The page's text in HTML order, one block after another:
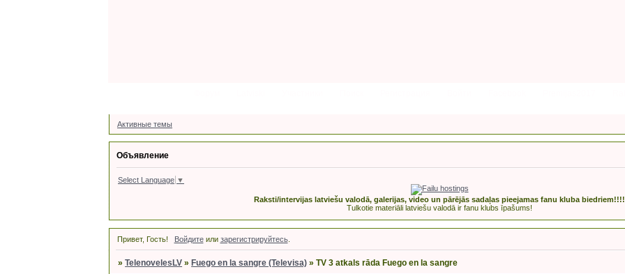
Активные темы
Объявление
Select Language ▼
Raksti/intervijas latviešu valodā, galerijas, video un pārējās sadaļas pieejamas fanu kluba biedriem!!!!
Tulkotie materiāli latviešu valodā ir fanu klubs īpašums!
Привет, Гость! Войдитеили зарегистрируйтесь.
»TelenovelesLV » Fuego en la sangre (Televisa) »TV 3 atkals rāda Fuego en la sangre